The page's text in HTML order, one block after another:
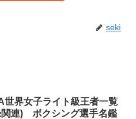
seki
世界女子ライト級王者一覧
関連) ボクシング選手名鑑